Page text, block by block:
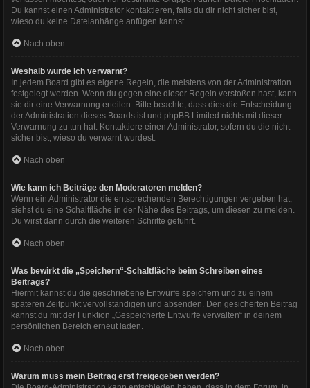
Du kannst einen Administrator kontaktieren, falls du dir nicht sicher bist,
wieso du keine Dateianhänge anfügen kannst.
Nach oben
Weshalb wurde ich verwarnt?
In jedem Board gibt es eigene Regeln, die meistens von der Administration
festgelegt werden. Wenn du gegen eine dieser Regeln verstoßen hast, kann
sie dir eine Verwarnung erteilen. Bitte beachte, dass dies die Entscheidung
der Administration dieses Boards ist und phpBB Limited nichts mit dieser
Verwarnung zu tun hat. Kontaktiere einen Administrator, sofern du die nicht
sicher bist, wieso du verwarnt wurdest.
Nach oben
Wie kann ich Beiträge den Moderatoren melden?
Wenn ein Administrator die entsprechenden Berechtigungen vergeben hat,
siehst du eine Schaltfläche in der Nähe des Beitrags, um diesen zu melden.
Du wirst dann durch die weiteren Schritte geführt.
Nach oben
Was bewirkt die „Speichern“-Schaltfläche beim Schreiben eines
Beitrags?
Hiermit kannst du die geschriebene Entwürfe speichern und zu einem
späteren Zeitpunkt vervollständigen und absenden. Den gesicherten Beitrag
kannst du mit der Funktion „Gespeicherte Entwürfe verwalten“ in deinem
persönlichen Bereich erneut laden.
Nach oben
Warum muss mein Beitrag erst freigegeben werden?